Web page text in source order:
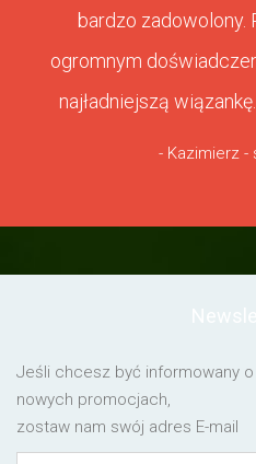
bardzo zadowolony.
ogromnym
najładniejszą
- Kazimierz -
Jeśli chcesz być informowany o
nowych promocjach,
zostaw nam swój adres E-mail